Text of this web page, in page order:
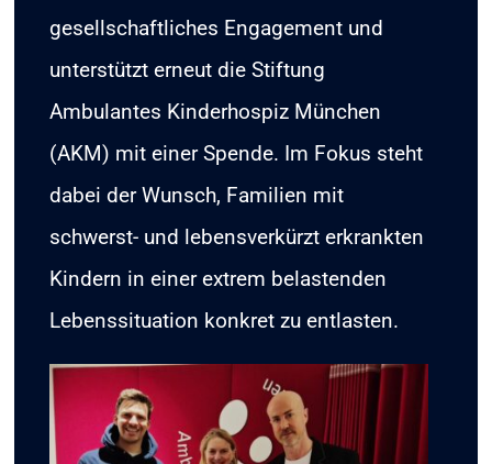
gesellschaftliches Engagement und
unterstützt erneut die Stiftung
Ambulantes Kinderhospiz München
(AKM) mit einer Spende. Im Fokus steht
dabei der Wunsch, Familien mit
schwerst- und lebensverkürzt erkrankten
Kindern in einer extrem belastenden
Lebenssituation konkret zu entlasten.